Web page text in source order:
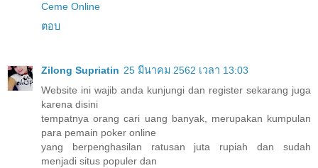
Ceme Online
ตอบ
Zilong Supriatin 25 มีนาคม 2562 เวลา 13:03
Website ini wajib anda kunjungi dan register sekarang juga
karena disini
tempatnya orang cari uang banyak, merupakan kumpulan
para pemain poker online
yang berpenghasilan ratusan juta rupiah dan sudah
menjadi situs populer dan